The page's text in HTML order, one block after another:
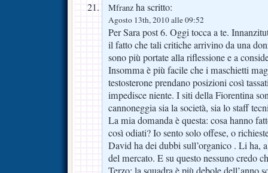
Mfranz ha scritto:
Agosto 13th, 2010 alle 09:52
Per Sara post 6. Oggi tocca a te.
il fatto che tali critiche arrivino da una
sono più portate alla riflessione e a
Insomma è più facile che i maschietti
testosterone prendano posizioni così
impedisce niente. I siti della Fiorentina
cannoneggia sia la società, sia lo staff
La mia domanda è questa: cosa hanno
così odiati? Io sento solo offese, o
David ha dei dubbi sull’organico . Li ha,
del mercato. E su questo nessuno credo